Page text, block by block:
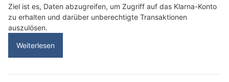
Ziel ist es, Daten abzugreifen, um Zugriff auf das Klarna-Konto
zu erhalten und darüber unberechtigte Transaktionen
auszulösen.
Weiterlesen